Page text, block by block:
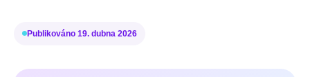
Publikováno 19. dubna 2026